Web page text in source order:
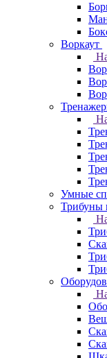
Воркаут
Умные
Трибуны